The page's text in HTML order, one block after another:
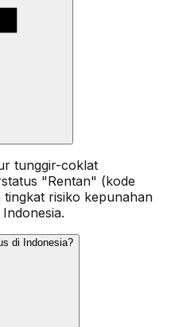
tunggir-coklat
"Rentan" (kode
risiko kepunahan
di Indonesia?